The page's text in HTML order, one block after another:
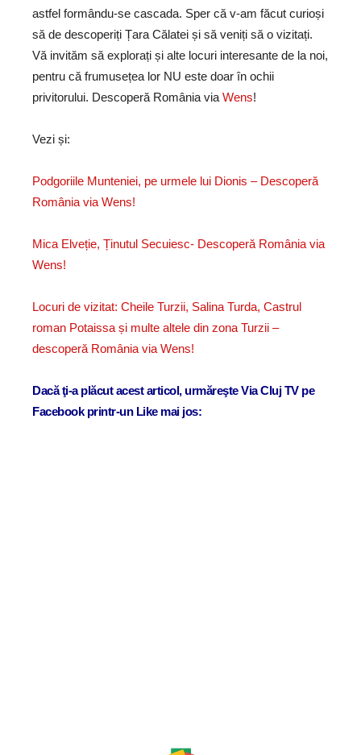
astfel formându-se cascada. Sper că v-am făcut curioși
să de descoperiți Țara Călatei și să veniți să o vizitați.
Vă invităm să explorați și alte locuri interesante de la noi,
pentru că frumusețea lor NU este doar în ochii
privitorului. Descoperă România via Wens!
Vezi și:
Podgoriile Munteniei, pe urmele lui Dionis – Descoperă
România via Wens!
Mica Elveție, Ținutul Secuiesc- Descoperă România via
Wens!
Locuri de vizitat: Cheile Turzii, Salina Turda, Castrul
roman Potaissa și multe altele din zona Turzii –
descoperă România via Wens!
Dacă ţi-a plăcut acest articol, urmăreşte Via Cluj TV pe
Facebook printr-un Like mai jos: